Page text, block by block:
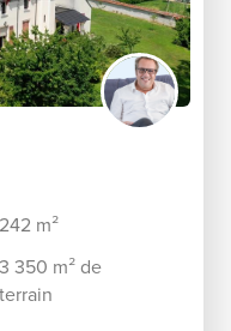
242 m²
3 350 m² de
terrain